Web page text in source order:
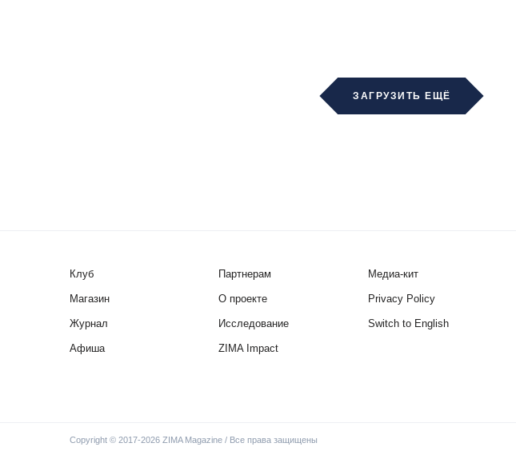
ЗАГРУЗИТЬ ЕЩЁ
Клуб
Магазин
Журнал
Афиша
Партнерам
О проекте
Исследование
ZIMA Impact
Медиа-кит
Privacy Policy
Switch to English
Copyright © 2017-2026 ZIMA Magazine / Все права защищены